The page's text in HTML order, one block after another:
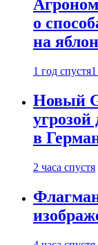
о
на
1 год спустя
Новый
угрозой
в
2 часа спустя